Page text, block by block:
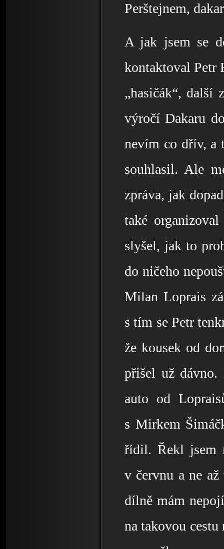
Perštejnem,
A jak jsem se
kontaktoval Petr
„hasičák“, další
výročí Dakaru
nevím co dřív, a
souhlasil. Ale
zpráva, jak
také
slyšel, jak to
do ničeho
Milan Loprais
s tím se Petr
že kousek od
přišel už
auto od
s Mirkem
řídil. Řekl jsem
v červnu a ne
dílně mám
na takovou